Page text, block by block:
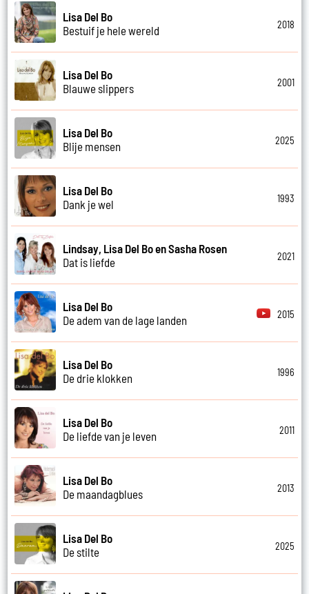
Lisa Del Bo
Bestuif je hele wereld
2018
Lisa Del Bo
Blauwe slippers
2001
Lisa Del Bo
Blije mensen
2025
Lisa Del Bo
Dank je wel
1993
Lindsay, Lisa Del Bo en Sasha Rosen
Dat is liefde
2021
Lisa Del Bo
De adem van de lage landen
2015
Lisa Del Bo
De drie klokken
1996
Lisa Del Bo
De liefde van je leven
2011
Lisa Del Bo
De maandagblues
2013
Lisa Del Bo
De stilte
2025